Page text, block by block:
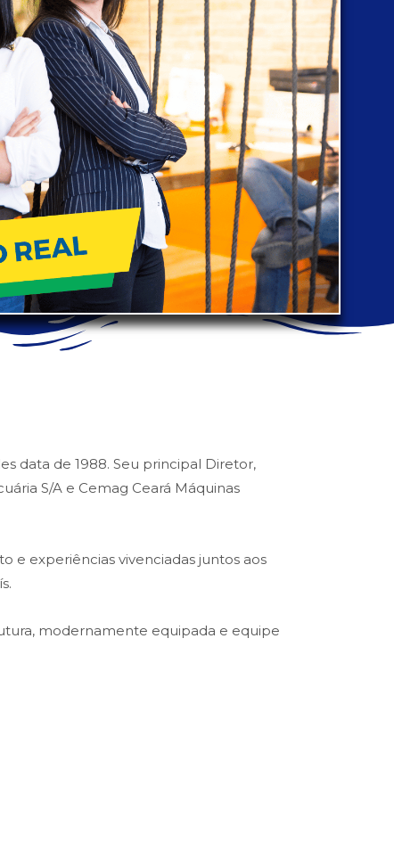
data de 1988. Seu principal Diretor,
S/A e Cemag Ceará Máquinas
e experiências vivenciadas juntos aos
modernamente equipada e equipe